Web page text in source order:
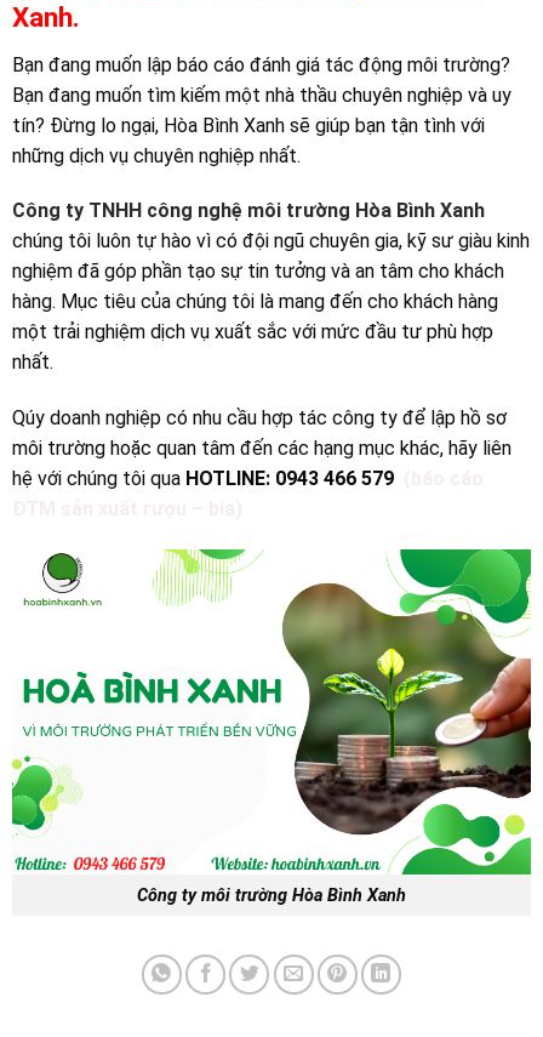
Xanh.
Bạn đang muốn lập báo cáo đánh giá tác động môi trường?
Bạn đang muốn tìm kiếm một nhà thầu chuyên nghiệp và uy
tín? Đừng lo ngại, Hòa Bình Xanh sẽ giúp bạn tận tình với
những dịch vụ chuyên nghiệp nhất.
Công ty TNHH công nghệ môi trường Hòa Bình Xanh
chúng tôi luôn tự hào vì có đội ngũ chuyên gia, kỹ sư giàu kinh
nghiệm đã góp phần tạo sự tin tưởng và an tâm cho khách
hàng. Mục tiêu của chúng tôi là mang đến cho khách hàng
một trải nghiệm dịch vụ xuất sắc với mức đầu tư phù hợp
nhất.
Qúy doanh nghiệp có nhu cầu hợp tác công ty để lập hồ sơ
môi trường hoặc quan tâm đến các hạng mục khác, hãy liên
hệ với chúng tôi qua HOTLINE: 0943 466 579
Công ty môi trường Hòa Bình Xanh